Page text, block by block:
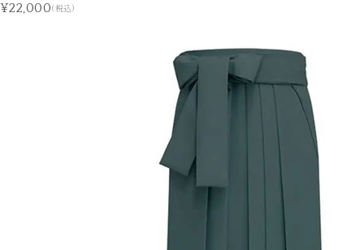
¥22,000(税込)